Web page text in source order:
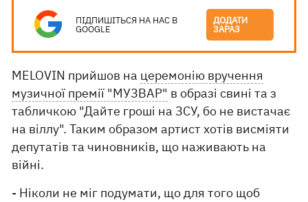
ПІДПИШІТЬСЯ НА НАС В
GOOGLE
ДОДАТИ
ЗАРАЗ
MELOVIN прийшов на церемонію вручення
музичної премії "МУЗВАР" в образі свині та з
табличкою "Дайте гроші на ЗСУ, бо не вистачає
на віллу". Таким образом артист хотів висміяти
депутатів та чиновників, що наживають на
війні.
- Ніколи не міг подумати, що для того щоб